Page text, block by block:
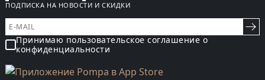
ПОДПИСКА НА НОВОСТИ И СКИДКИ
Принимаю пользовательское соглашение о
конфиденциальности